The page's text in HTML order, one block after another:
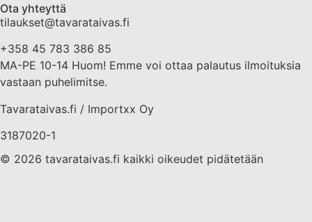
Ota yhteyttä
tilaukset@tavarataivas.fi
+358 45 783 386 85
MA-PE 10-14 Huom! Emme voi ottaa palautus ilmoituksia
vastaan puhelimitse.
Tavarataivas.fi / Importxx Oy
3187020-1
© 2026 tavarataivas.fi kaikki oikeudet pidätetään